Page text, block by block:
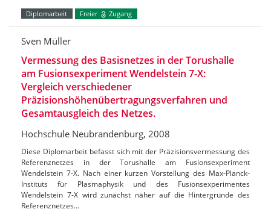
Diplomarbeit Freier Zugang
Sven Müller
Vermessung des Basisnetzes in der Torushalle
am Fusionsexperiment Wendelstein 7-X:
Vergleich verschiedener
Präzisionshöhenübertragungsverfahren und
Gesamtausgleich des Netzes.
Hochschule Neubrandenburg, 2008
Diese Diplomarbeit befasst sich mit der Präzisionsvermessung des
Referenznetzes in der Torushalle am Fusionsexperiment
Wendelstein 7-X. Nach einer kurzen Vorstellung des Max-Planck-
Instituts für Plasmaphysik und des Fusionsexperimentes
Wendelstein 7-X wird zunächst näher auf die Hintergründe des
Referenznetzes…